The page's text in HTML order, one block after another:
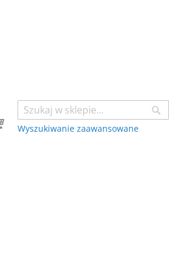
Wyszukiwanie zaawansowane
Twój koszyk